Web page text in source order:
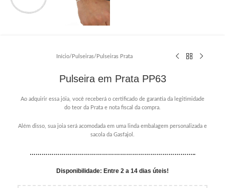
Início/ Pulseiras/ Pulseiras Prata
Pulseira em Prata PP63
Ao adquirir essa jóia, você receberá o certificado de garantia da legitimidade
do teor da Prata e nota fiscal da compra.
Além disso, sua joia será acomodada em uma linda embalagem personalizada e
sacola da Gasfajol.
………………………………………………………………………..
Disponibilidade: Entre 2 a 14 dias úteis!